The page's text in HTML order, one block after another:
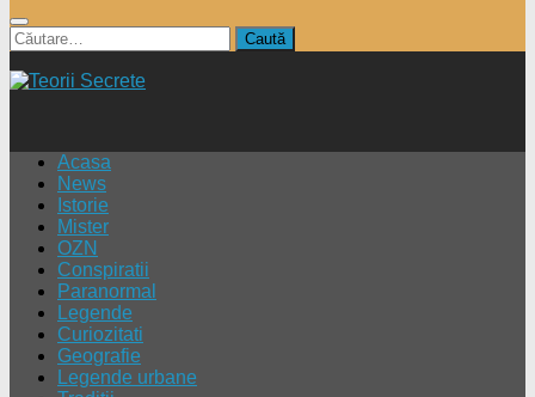
Caută
după:
Acasa
News
Istorie
Mister
OZN
Conspiratii
Paranormal
Legende
Curiozitati
Geografie
Legende urbane